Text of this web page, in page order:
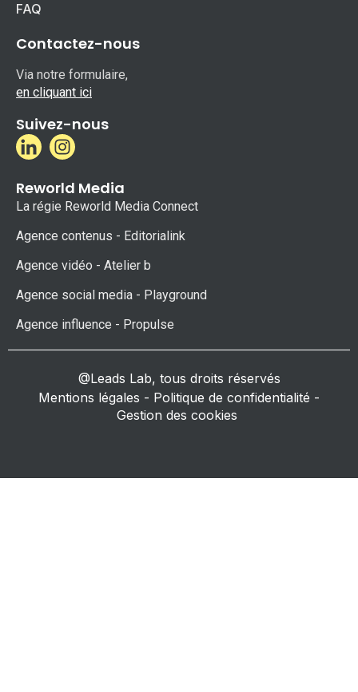
FAQ
Contactez-nous
Via notre formulaire,
en cliquant ici
Suivez-nous
Reworld Media
La régie Reworld Media Connect
Agence contenus - Editorialink
Agence vidéo - Atelier b
Agence social media - Playground
Agence influence - Propulse
@Leads Lab, tous droits réservés
Mentions légales - Politique de confidentialité -
Gestion des cookies